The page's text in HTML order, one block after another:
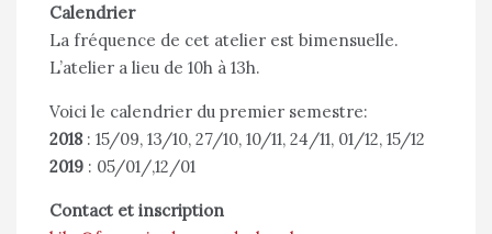
Calendrier
La fréquence de cet atelier est bimensuelle.
L’atelier a lieu de 10h à 13h.
Voici le calendrier du premier semestre:
2018 : 15/09, 13/10, 27/10, 10/11, 24/11, 01/12, 15/12
2019 : 05/01/,12/01
Contact et inscription